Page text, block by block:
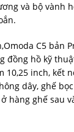
và bộ vành
C5 bản
đồng hồ kỹ
10,25 inch, kết
dây, ghế
hàng ghế sau